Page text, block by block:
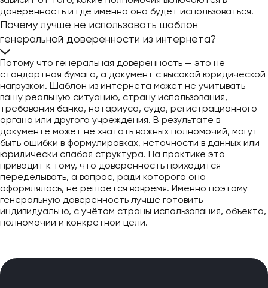
доверенность и где именно она будет использоваться.
Почему лучше не использовать шаблон
генеральной доверенности из интернета?
Потому что генеральная доверенность — это не
стандартная бумага, а документ с высокой юридической
нагрузкой. Шаблон из интернета может не учитывать
вашу реальную ситуацию, страну использования,
требования банка, нотариуса, суда, регистрационного
органа или другого учреждения. В результате в
документе может не хватать важных полномочий, могут
быть ошибки в формулировках, неточности в данных или
юридически слабая структура. На практике это
приводит к тому, что доверенность приходится
переделывать, а вопрос, ради которого она
оформлялась, не решается вовремя. Именно поэтому
генеральную доверенность лучше готовить
индивидуально, с учётом страны использования, объекта,
полномочий и конкретной цели.